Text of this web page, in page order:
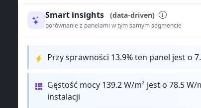
Smart insights (data-driven)
porównanie z panelami w tym samym segmencie
Przy sprawności 13.9% ten panel jest o
Gęstość mocy 139.2 W/m² jest o 78.5
instalacji